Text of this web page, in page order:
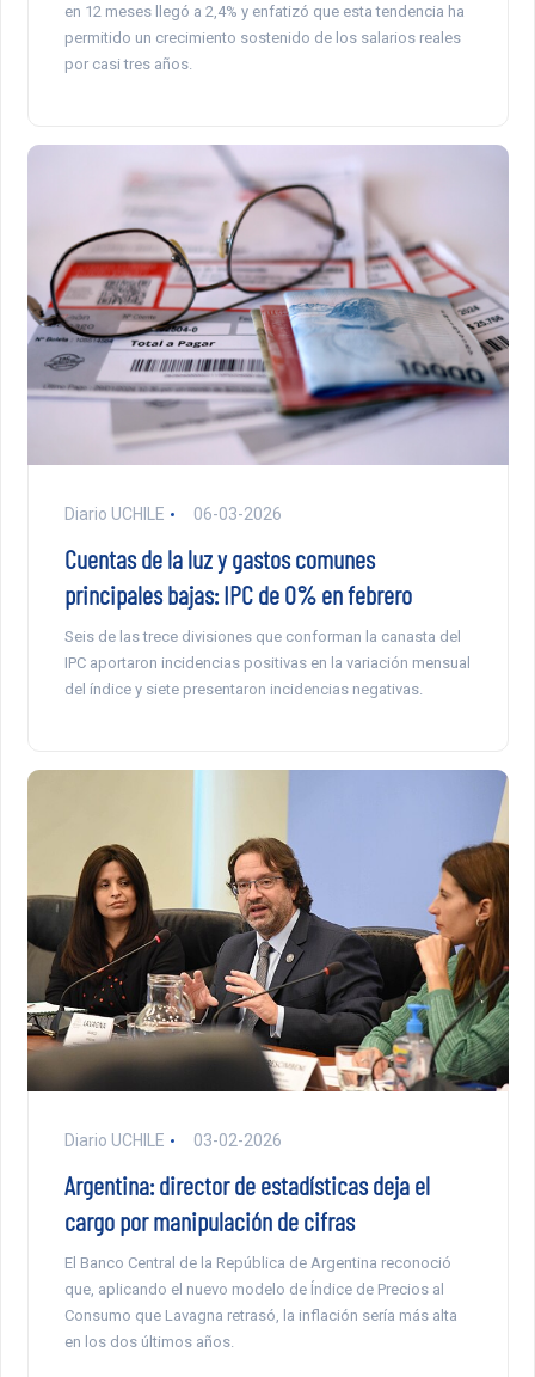
en 12 meses llegó a 2,4% y enfatizó que esta tendencia ha
permitido un crecimiento sostenido de los salarios reales
por casi tres años.
Diario UCHILE 06-03-2026
Cuentas de la luz y gastos comunes
principales bajas: IPC de 0% en febrero
Seis de las trece divisiones que conforman la canasta del
IPC aportaron incidencias positivas en la variación mensual
del índice y siete presentaron incidencias negativas.
Diario UCHILE 03-02-2026
Argentina: director de estadísticas deja el
cargo por manipulación de cifras
El Banco Central de la República de Argentina reconoció
que, aplicando el nuevo modelo de Índice de Precios al
Consumo que Lavagna retrasó, la inflación sería más alta
en los dos últimos años.